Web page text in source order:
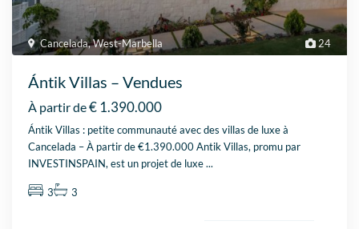
24
Cancelada,West-Marbella
Ántik Villas – Vendues
À partir de€ 1.390.000
Ántik Villas : petite communauté avec des villas de luxe à
Cancelada – À partir de €1.390.000 Antik Villas, promu par
INVESTINSPAIN, est un projet de luxe...
3 3